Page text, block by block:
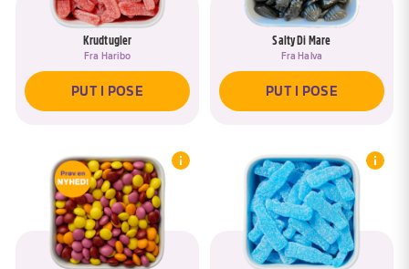
Krudtugler
Fra Haribo
PUT I POSE
Salty Di Mare
Fra Halva
PUT I POSE